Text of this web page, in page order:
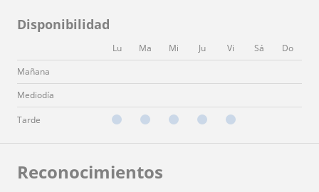
Disponibilidad
Lu Ma Mi Ju Vi Sá
Do
Mañana
Mediodía
Tarde
Reconocimientos